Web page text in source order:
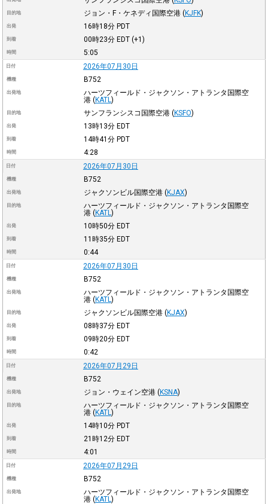
目的地 ジョン・F・ケネディ国際空港 (KJFK)
出発 16時18分 PDT
到着 00時23分 EDT(+1)
時間 5:05
日付 2026年07月30日
機種 B752
出発地
ハーツフィールド・ジャクソン・アトランタ国際空
港 (KATL )
目的地 サンフランシスコ国際空港 (KSFO)
出発 13時13分 EDT
到着 14時41分 PDT
時間 4:28
日付 2026年07月30日
機種 B752
出発地 ジャクソンビル国際空港 (KJAX)
目的地
ハーツフィールド・ジャクソン・アトランタ国際空
港 (KATL )
出発 10時50分 EDT
到着 11時35分 EDT
時間 0:44
日付 2026年07月30日
機種 B752
出発地
ハーツフィールド・ジャクソン・アトランタ国際空
港 (KATL )
目的地 ジャクソンビル国際空港 (KJAX)
出発 08時37分 EDT
到着 09時20分 EDT
時間 0:42
日付 2026年07月29日
機種 B752
出発地 ジョン・ウェイン空港 (KSNA)
目的地
ハーツフィールド・ジャクソン・アトランタ国際空
港 (KATL )
出発 14時10分 PDT
到着 21時12分 EDT
時間 4:01
日付 2026年07月29日
機種 B752
出発地
ハーツフィールド・ジャクソン・アトランタ国際空
港 (KATL )